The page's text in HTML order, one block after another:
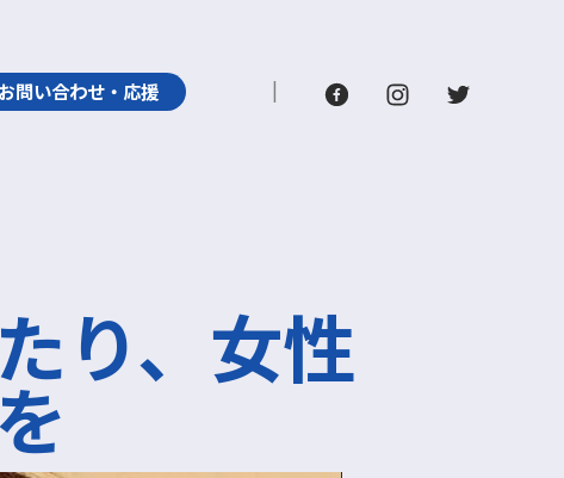
お問い合わせ・応援
り、女性